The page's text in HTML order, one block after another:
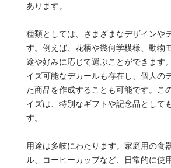
あります。
種類としては、さまざまなデザインや
す。例えば、花柄や幾何学模様、動物
途や好みに応じて選ぶことができます
イズ可能なデカールも存在し、個人の
た商品を作成することも可能です。こ
イズは、特別なギフトや記念品として
す。
用途は多岐にわたります。家庭用の食
ル、コーヒーカップなど、日常的に使